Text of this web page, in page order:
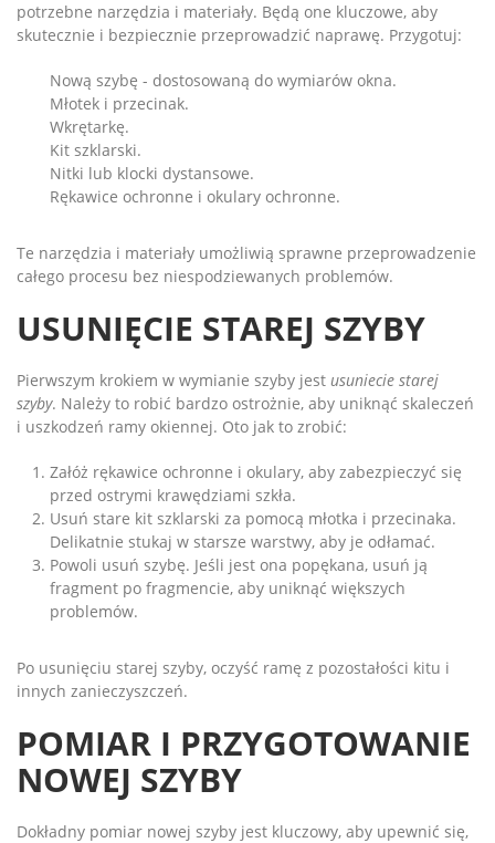
potrzebne narzędzia i materiały. Będą one kluczowe, aby
skutecznie i bezpiecznie przeprowadzić naprawę. Przygotuj:
Nową szybę - dostosowaną do wymiarów okna.
Młotek i przecinak.
Wkrętarkę.
Kit szklarski.
Nitki lub klocki dystansowe.
Rękawice ochronne i okulary ochronne.
Te narzędzia i materiały umożliwią sprawne przeprowadzenie
całego procesu bez niespodziewanych problemów.
USUNIĘCIE STAREJ SZYBY
Pierwszym krokiem w wymianie szyby jest usuniecie starej
szyby. Należy to robić bardzo ostrożnie, aby uniknąć skaleczeń
i uszkodzeń ramy okiennej. Oto jak to zrobić:
Załóż rękawice ochronne i okulary, aby zabezpieczyć się
przed ostrymi krawędziami szkła.
Usuń stare kit szklarski za pomocą młotka i przecinaka.
Delikatnie stukaj w starsze warstwy, aby je odłamać.
Powoli usuń szybę. Jeśli jest ona popękana, usuń ją
fragment po fragmencie, aby uniknąć większych
problemów.
Po usunięciu starej szyby, oczyść ramę z pozostałości kitu i
innych zanieczyszczeń.
POMIAR I PRZYGOTOWANIE
NOWEJ SZYBY
Dokładny pomiar nowej szyby jest kluczowy, aby upewnić się,